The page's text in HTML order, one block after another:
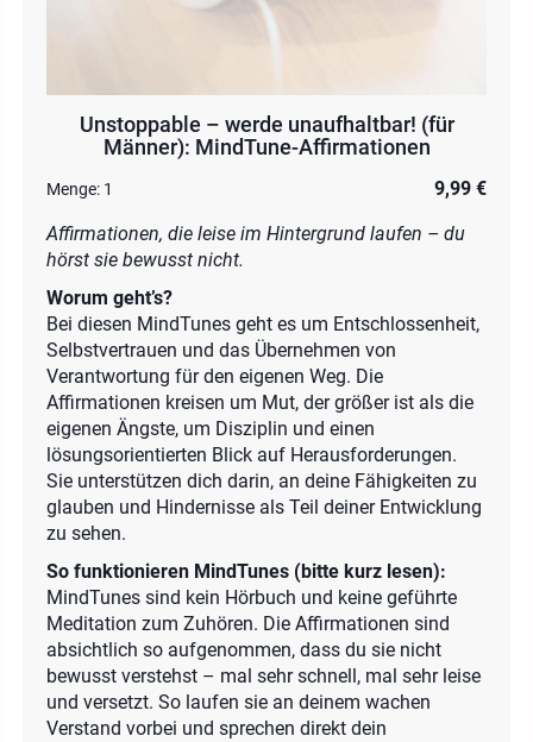
Unstoppable – werde unaufhaltbar! (für
Männer): MindTune-Affirmationen
Menge: 1
9,99 €
Affirmationen, die leise im Hintergrund laufen – du
hörst sie bewusst nicht.
Worum geht’s?
Bei diesen MindTunes geht es um Entschlossenheit,
Selbstvertrauen und das Übernehmen von
Verantwortung für den eigenen Weg. Die
Affirmationen kreisen um Mut, der größer ist als die
eigenen Ängste, um Disziplin und einen
lösungsorientierten Blick auf Herausforderungen.
Sie unterstützen dich darin, an deine Fähigkeiten zu
glauben und Hindernisse als Teil deiner Entwicklung
zu sehen.
So funktionieren MindTunes (bitte kurz lesen):
MindTunes sind kein Hörbuch und keine geführte
Meditation zum Zuhören. Die Affirmationen sind
absichtlich so aufgenommen, dass du sie nicht
bewusst verstehst – mal sehr schnell, mal sehr leise
und versetzt. So laufen sie an deinem wachen
Verstand vorbei und sprechen direkt dein